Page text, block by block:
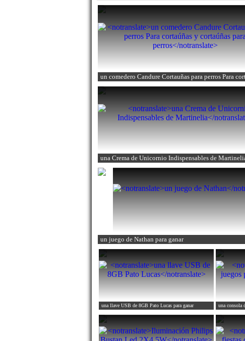
una Crema de Unicornio Indispensables de
un juego de Nathan para ganar
una llave USB de 8GB Pato Lucas para ganar una consola